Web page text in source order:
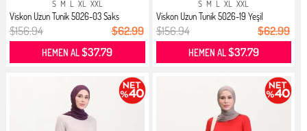
S M L XL XXL
Viskon Uzun Tunik 5026-03 Saks
$156.94 $62.99
HEMEN AL$37.79
S M L XL XXL
Viskon Uzun Tunik 5026-19 Yeşil
$156.94 $62.99
HEMEN AL$37.79